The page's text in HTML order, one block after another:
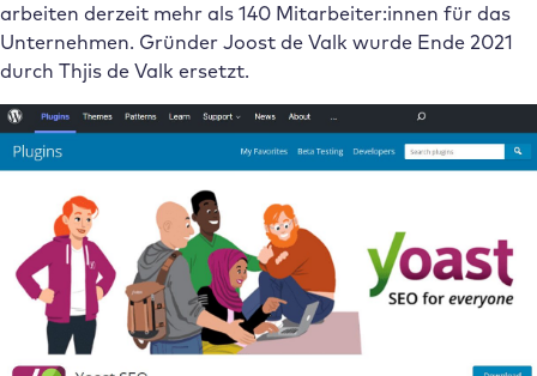
arbeiten derzeit mehr als 140 Mitarbeiter:innen für das
Unternehmen. Gründer Joost de Valk wurde Ende 2021
durch Thjis de Valk ersetzt.